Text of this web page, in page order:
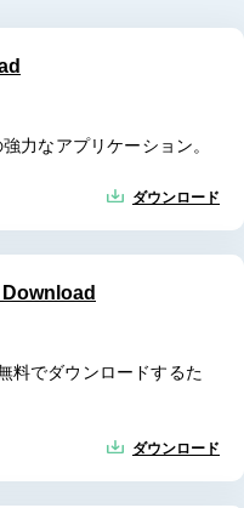
力なアプリケーション。
ダウンロード
料でダウンロードするた
ダウンロード